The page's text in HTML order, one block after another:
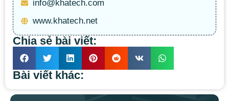
info@khatech.com
www.khatech.net
Chia sẻ bài viết:
Bài viết khác: